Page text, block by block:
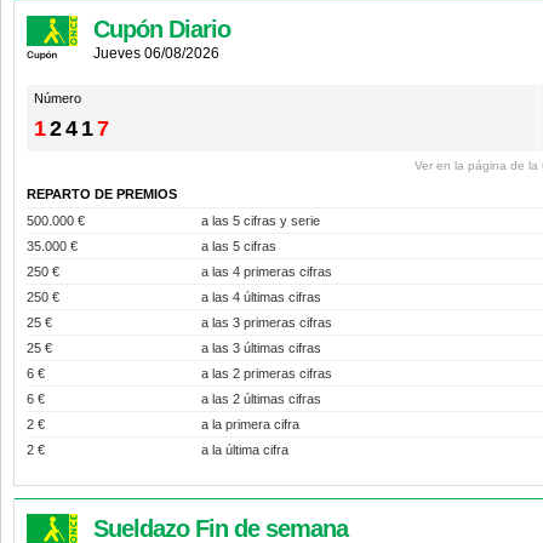
Cupón Diario
Jueves 06/08/2026
Número
12417
Ver en la página de la
REPARTO DE PREMIOS
500.000 €
a las 5 cifras y serie
35.000 €
a las 5 cifras
250 €
a las 4 primeras cifras
250 €
a las 4 últimas cifras
25 €
a las 3 primeras cifras
25 €
a las 3 últimas cifras
6 €
a las 2 primeras cifras
6 €
a las 2 últimas cifras
2 €
a la primera cifra
2 €
a la última cifra
Sueldazo Fin de semana